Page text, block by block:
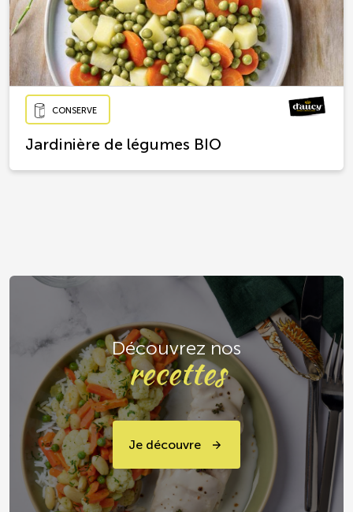
CONSERVE
Jardinière de légumes BIO
Découvrez nos
recettes
Je découvre